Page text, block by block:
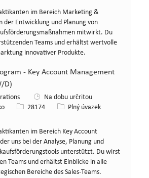
im Bereich Marketing &
der Entwicklung und Planung von
mitwirkt. Du
Teams und erhältst wertvolle
innovativer Produkte.
- Key Account Management
D)
Na dobu určritou
Id. č. pracovní pozice
28174 Typ pracovní pozice
Plný úvazek
im Bereich Key Account
uns bei der Analyse, Planung und
unterstützt. Du wirst
Teams und erhältst Einblicke in alle
Bereiche des Sales-Teams.